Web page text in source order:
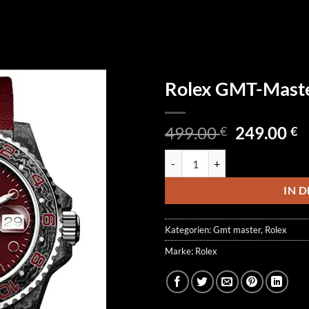
Rolex GMT-
499.00€
499.00 €
249.00€
IN
Kategorien:Gmt master, Rolex
Marke: Rolex